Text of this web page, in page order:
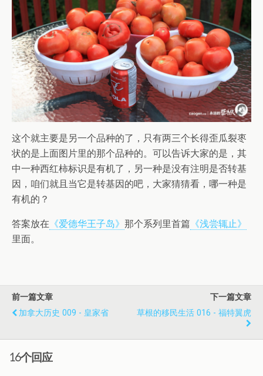
这个就主要是另一个品种的了，只有两三个长得歪瓜裂枣
状的是上面图片里的那个品种的。可以告诉大家的是，其
中一种西红柿标识是有机了，另一种是没有注明是否转基
因，咱们就且当它是转基因的吧，大家猜猜看，哪一种是
有机的？
答案放在 《爱德华王子岛》 那个系列里首篇 《浅尝辄止》
里面。
前一篇文章
加拿大历史 009 - 皇家省
下一篇文章
草根的移民生活 016 - 福特翼虎
16个回应